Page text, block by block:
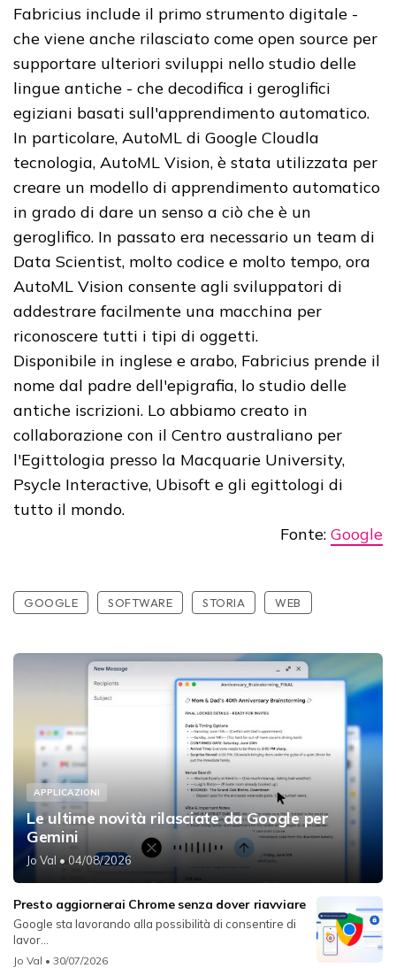
Fabricius include il primo strumento digitale -
che viene anche rilasciato come open source per
supportare ulteriori sviluppi nello studio delle
lingue antiche - che decodifica i geroglifici
egiziani basati sull'apprendimento automatico.
In particolare, AutoML di Google Cloudla
tecnologia, AutoML Vision, è stata utilizzata per
creare un modello di apprendimento automatico
in grado di dare un senso a ciò che è un
geroglifico. In passato era necessario un team di
Data Scientist, molto codice e molto tempo, ora
AutoML Vision consente agli sviluppatori di
addestrare facilmente una macchina per
riconoscere tutti i tipi di oggetti.
Disponibile in inglese e arabo, Fabricius prende il
nome dal padre dell'epigrafia, lo studio delle
antiche iscrizioni. Lo abbiamo creato in
collaborazione con il Centro australiano per
l'Egittologia presso la Macquarie University,
Psycle Interactive, Ubisoft e gli egittologi di
tutto il mondo.
Fonte: Google
GOOGLE SOFTWARE STORIA WEB
APPLICAZIONI
Le ultime novità rilasciate da Google per
Gemini
Jo Val • 04/08/2026
Presto aggiornerai Chrome senza dover riavviare
Google sta lavorando alla possibilità di consentire di
lavor...
Jo Val • 30/07/2026